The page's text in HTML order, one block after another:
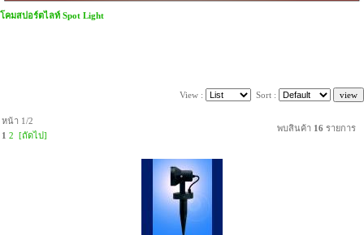
โคมสปอร์ตไลท์ Spot Light
View : Sort :
หน้า 1/2
1 2 [ถัดไป]
พบสินค้า 16 รายการ